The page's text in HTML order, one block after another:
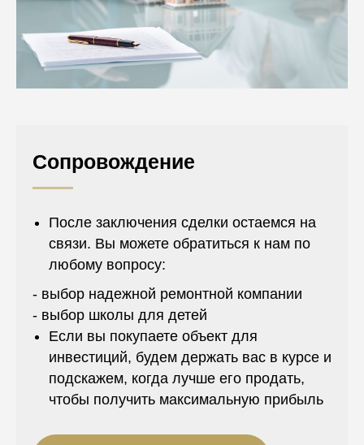
Сопровождение
После заключения сделки остаемся на
связи. Вы можете обратиться к нам по
любому вопросу:
- выбор надежной ремонтной компании
- выбор школы для детей
Если вы покупаете объект для
инвестиций, будем держать вас в курсе и
подскажем, когда лучше его продать,
чтобы получить максимальную прибыль